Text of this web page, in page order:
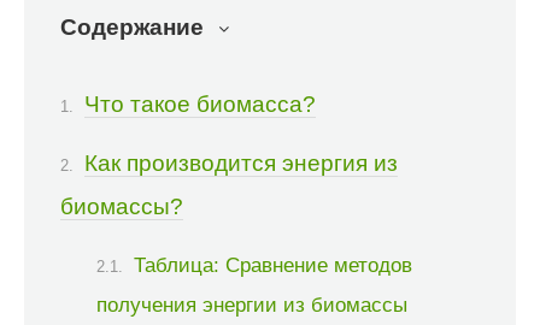
Содержание
Что такое биомасса?
Как производится энергия из
биомассы?
Таблица: Сравнение методов
получения энергии из биомассы